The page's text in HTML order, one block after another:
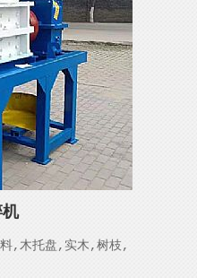
料,木托盘,实木,树枝,